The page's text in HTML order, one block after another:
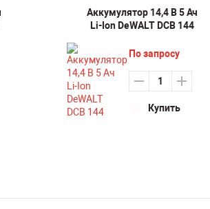
Аккумулятор 14,4 В 5 Ач
Li-Ion DeWALT DCB 144
По запросу
Купить